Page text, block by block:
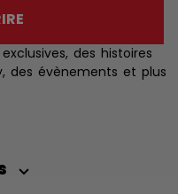
des histoires
des évènements et plus